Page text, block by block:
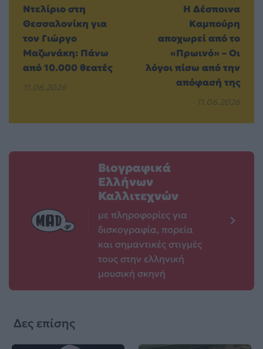
Ντελίριο στη
Θεσσαλονίκη για
τον Γιώργο
Μαζωνάκη: Πάνω
από 10.000 θεατές
11.06.2026
Η Δέσποινα
Καμπούρη
αποχωρεί από το
«Πρωινό» – Οι
λόγοι πίσω από την
απόφασή της
11.06.2026
Βιογραφικά
Ελλήνων
Καλλιτεχνών
με πληροφορίες για
δισκογραφία, πορεία
και σημαντικές στιγμές
τους στην ελληνική
μουσική σκηνή
Δες επίσης